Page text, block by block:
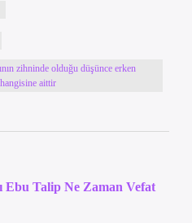
zihninde olduğu düşünce erken
aittir
Ebu Talip Ne Zaman Vefat